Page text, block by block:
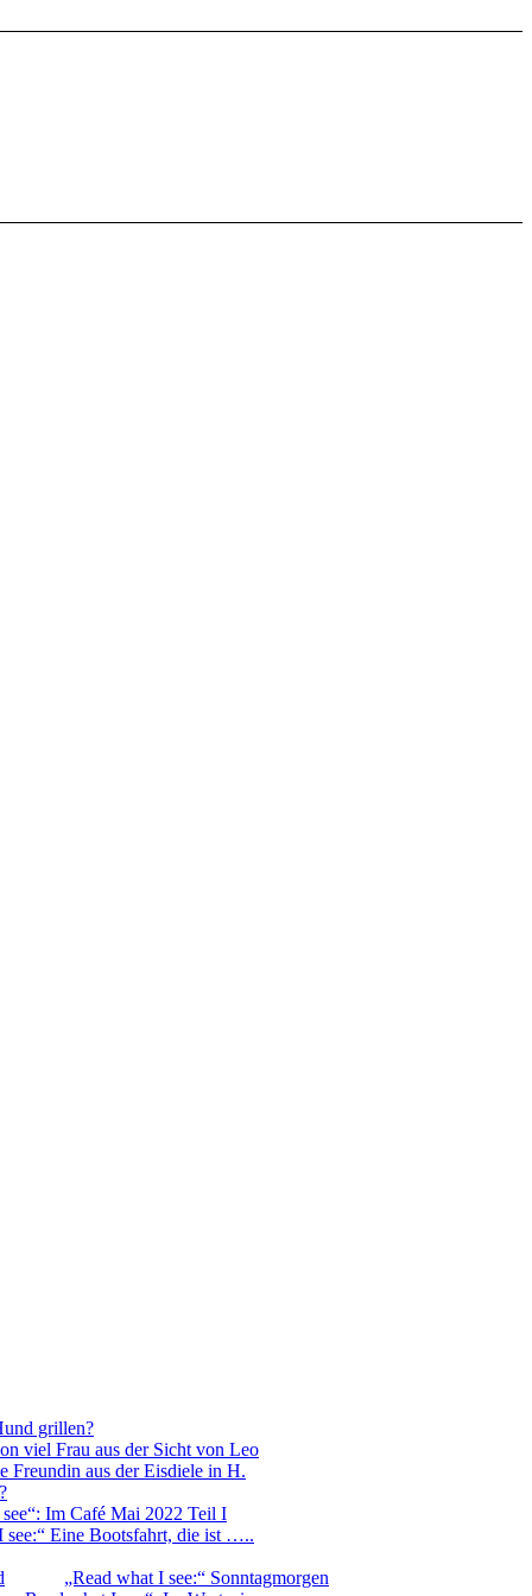
grillen?
viel Frau aus der Sicht von Leo
Freundin aus der Eisdiele in H.
Im Café Mai 2022 Teil I
see:“ Eine Bootsfahrt, die ist …..
„Read what I see:“ Sonntagmorgen